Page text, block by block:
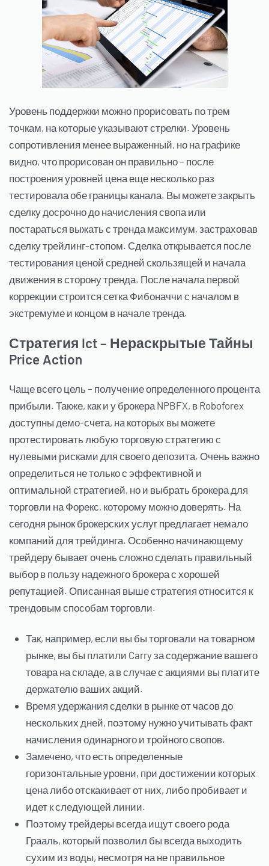
Уровень поддержки можно прорисовать по трем
точкам, на которые указывают стрелки. Уровень
сопротивления менее выраженный, но на графике
видно, что прорисован он правильно – после
построения уровней цена еще несколько раз
тестировала обе границы канала. Вы можете закрыть
сделку досрочно до начисления свопа или
постараться выжать с тренда максимум, застраховав
сделку трейлинг-стопом. Сделка открывается после
тестирования ценой средней скользящей и начала
движения в сторону тренда. После начала первой
коррекции строится сетка Фибоначчи с началом в
экстремуме и концом в начале тренда.
Стратегия Ict – Нераскрытые Тайны
Price Action
Чаще всего цель – получение определенного процента
прибыли. Также, как и у брокера NPBFX, в Roboforex
доступны демо-счета, на которых вы можете
протестировать любую торговую стратегию с
нулевыми рисками для своего депозита. Очень важно
определиться не только с эффективной и
оптимальной стратегией, но и выбрать брокера для
торговли на Форекс, которому можно доверять. На
сегодня рынок брокерских услуг предлагает немало
компаний для трейдинга. Особенно начинающему
трейдеру бывает очень сложно сделать правильный
выбор в пользу надежного брокера с хорошей
репутацией. Описанная выше стратегия относится к
трендовым способам торговли.
Так, например, если вы бы торговали на товарном
рынке, вы бы платили Carry за содержание вашего
товара на складе, а в случае с акциями вы платите
держателю ваших акций.
Время удержания сделки в рынке от часов до
нескольких дней, поэтому нужно учитывать факт
начисления одинарного и тройного свопов.
Замечено, что есть определенные
горизонтальные уровни, при достижении которых
цена либо отскакивает от них, либо пробивает и
идет к следующей линии.
Поэтому трейдеры всегда ищут своего рода
Грааль, который позволил бы всегда выходить
сухим из воды, несмотря на не правильное